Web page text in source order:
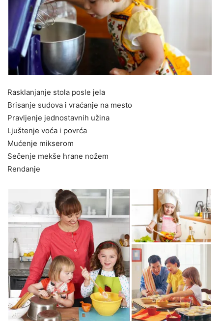
Rasklanjanje stola posle jela
Brisanje sudova i vraćanje na mesto
Pravljenje jednostavnih užina
Ljuštenje voća i povrća
Mućenje mikserom
Sečenje mekše hrane nožem
Rendanje